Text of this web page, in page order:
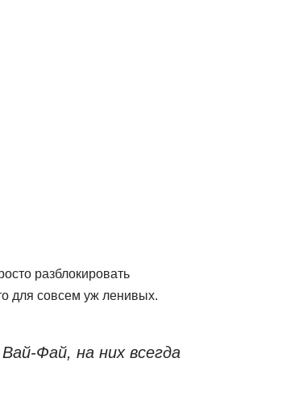
разблокировать
для совсем уж ленивых.
Фай, на них всегда